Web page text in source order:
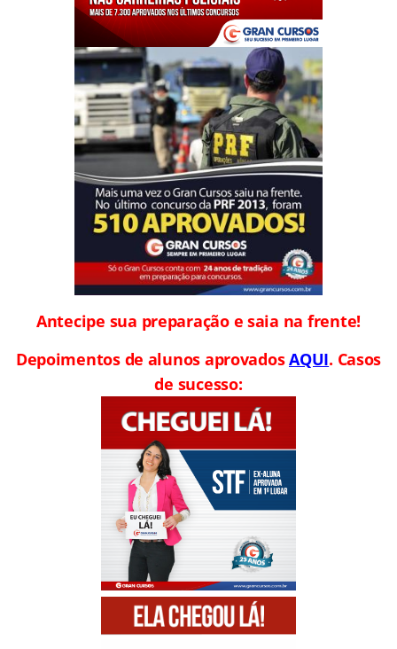
Antecipe sua preparação e saia na frente!
Depoimentos de alunos aprovadosAQUI. Casos
de sucesso: